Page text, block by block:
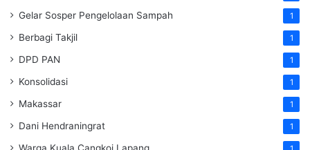
Gelar Sosper Pengelolaan Sampah 1
Berbagi Takjil 1
DPD PAN 1
Konsolidasi 1
Makassar 1
Dani Hendraningrat 1